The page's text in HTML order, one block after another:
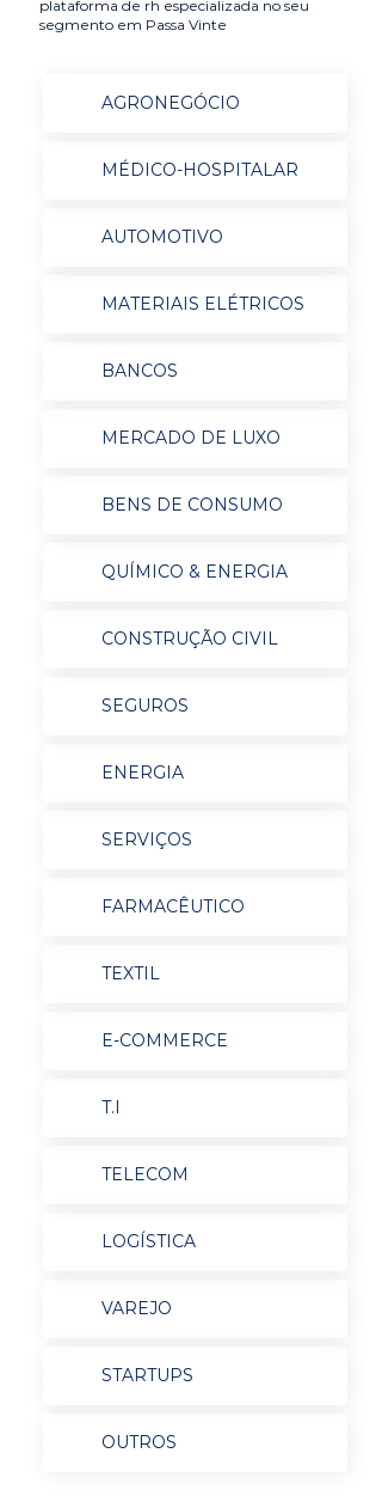
plataforma de rh especializada no seu
segmento em Passa Vinte
AGRONEGÓCIO
MÉDICO-HOSPITALAR
AUTOMOTIVO
MATERIAIS ELÉTRICOS
BANCOS
MERCADO DE LUXO
BENS DE CONSUMO
QUÍMICO & ENERGIA
CONSTRUÇÃO CIVIL
SEGUROS
ENERGIA
SERVIÇOS
FARMACÊUTICO
TEXTIL
E-COMMERCE
T.I
TELECOM
LOGÍSTICA
VAREJO
STARTUPS
OUTROS